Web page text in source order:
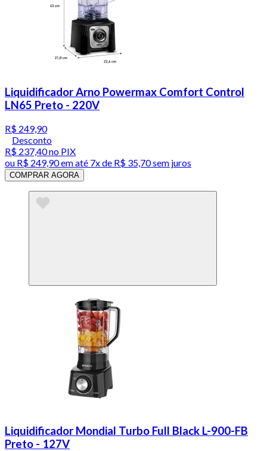
Liquidificador Arno Powermax Comfort Control
LN65 Preto - 220V
R$ 249,90
Desconto
R$ 237,40no PIX
ou R$ 249,90em até 7x de R$ 35,70 sem juros
COMPRAR AGORA
Liquidificador Mondial Turbo Full Black L-900-FB
Preto - 127V